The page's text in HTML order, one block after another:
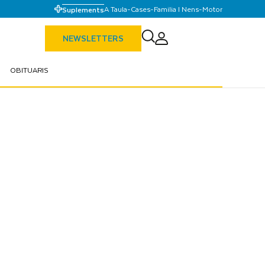
SuplementsA Taula-Cases-Familia I Nens-Motor
NEWSLETTERS
OBITUARIS